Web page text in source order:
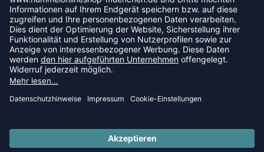
Vorkasse
Sofortüberweisung
NEWSLETTER